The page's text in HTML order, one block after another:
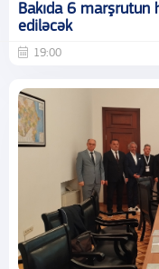
Bakıda 6
ediləcək
19:00